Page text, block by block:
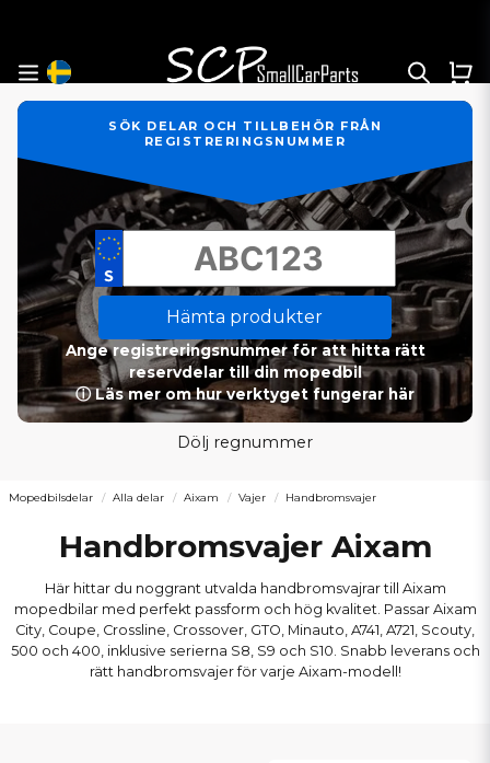
SÖK DELAR OCH TILLBEHÖR FRÅN
REGISTRERINGSNUMMER
Hämta produkter
Ange registreringsnummer för att hitta rätt
reservdelar till din mopedbil
ⓘ Läs mer om hur verktyget fungerar här
Dölj regnummer
Mopedbilsdelar Alla delar Aixam Vajer Handbromsvajer
Handbromsvajer Aixam
Här hittar du noggrant utvalda handbromsvajrar till Aixam
mopedbilar med perfekt passform och hög kvalitet. Passar Aixam
City, Coupe, Crossline, Crossover, GTO, Minauto, A741, A721, Scouty,
500 och 400, inklusive serierna S8, S9 och S10. Snabb leverans och
rätt handbromsvajer för varje Aixam-modell!